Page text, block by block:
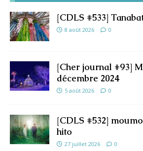
[CDLS #533]
8 août 2026 0
[Cher journal #93]
décembre 2024
5 août 2026 0
[CDLS #532]
hito
27 juillet 2026 0